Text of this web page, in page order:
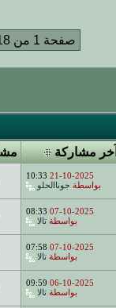
صفحة 1 من 18
آخر مشاركة
21-10-2025
10:33
بواسطة جوناالحلو
07-10-2025
08:33
بواسطة تالا
07-10-2025
07:58
بواسطة تالا
06-10-2025
09:59
بواسطة تالا